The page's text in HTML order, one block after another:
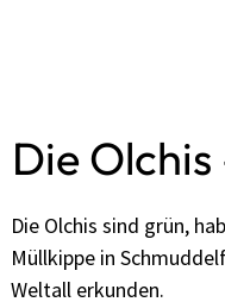
Die
Die Olchis sind grün,
Müllkippe in
Weltall erkunden.